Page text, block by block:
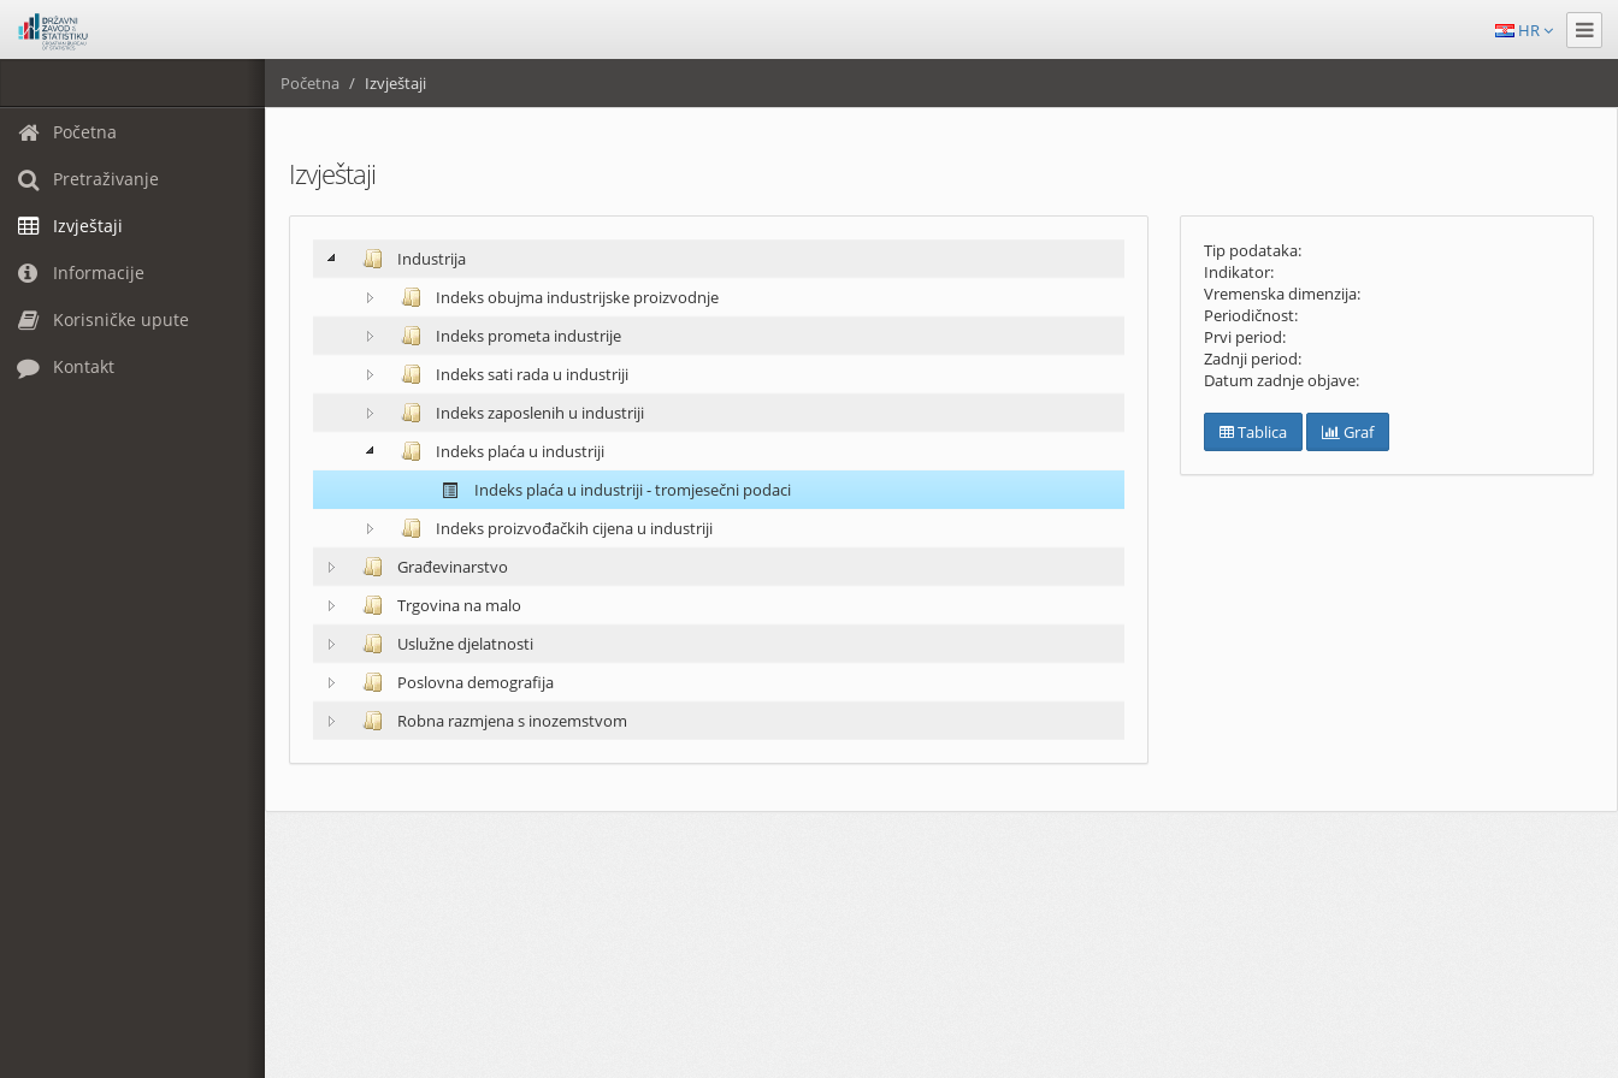
HR
Početna
Pretraživanje
Izvještaji
Informacije
Korisničke upute
Kontakt
Početna Izvještaji
Izvještaji
Industrija
Indeks obujma industrijske proizvodnje
Indeks prometa industrije
Indeks sati rada u industriji
Indeks zaposlenih u industriji
Indeks plaća u industriji
Indeks plaća u industriji - tromjesečni podaci
Indeks proizvođačkih cijena u industriji
Građevinarstvo
Trgovina na malo
Uslužne djelatnosti
Poslovna demografija
Robna razmjena s inozemstvom
Tip podataka:
Indikator:
Vremenska dimenzija:
Periodičnost:
Prvi period:
Zadnji period:
Datum zadnje objave:
Tablica Graf